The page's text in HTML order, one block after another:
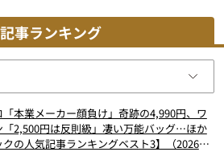
事ランキング
「本業メーカー顔負け」奇跡の4,990円、ワ
「2,500円は反則級」凄い万能バッグ…ほか
クの人気記事ランキングベスト3】（2026年